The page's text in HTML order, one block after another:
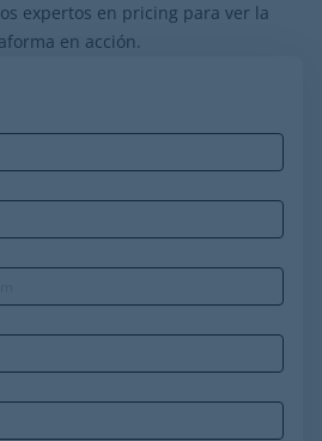
expertos en pricing para ver la
en acción.